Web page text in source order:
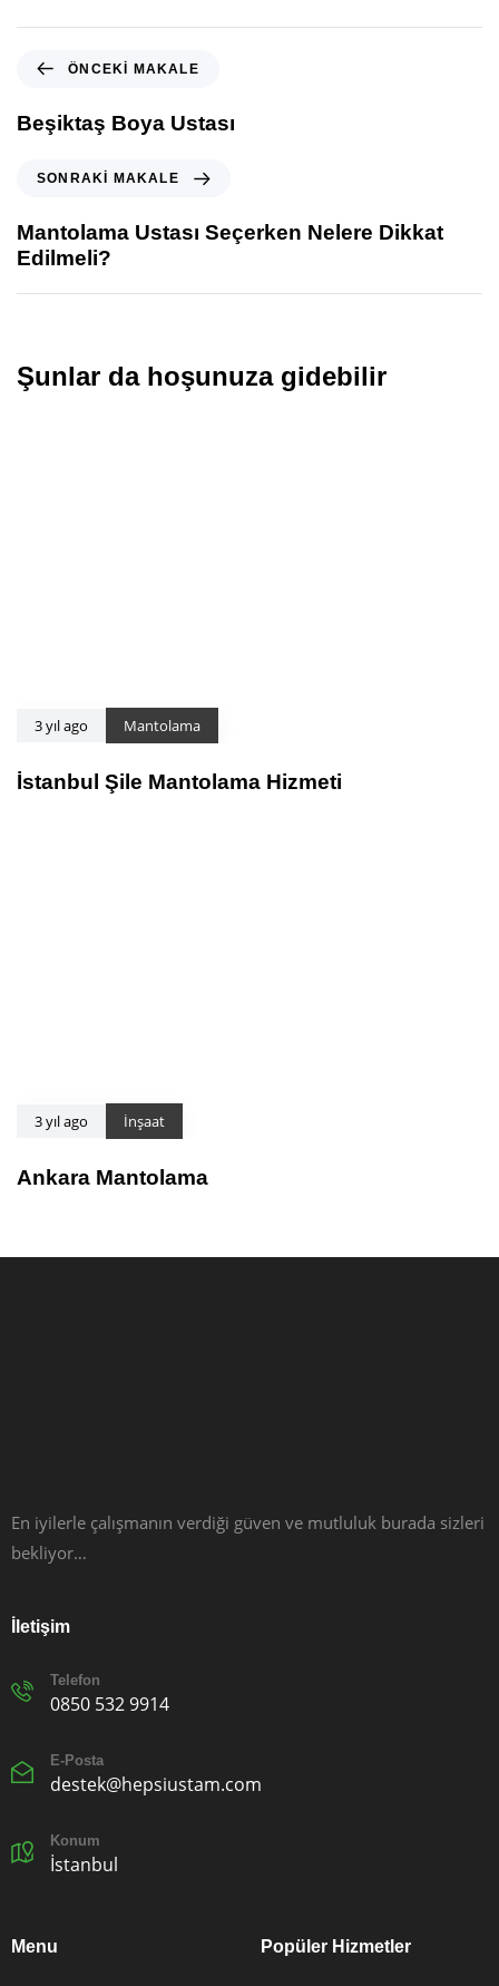
ÖNCEKI MAKALE
Beşiktaş Boya Ustası
SONRAKI MAKALE
Mantolama Ustası Seçerken Nelere Dikkat
Edilmeli?
Şunlar da hoşunuza gidebilir
3 yıl ago Mantolama
İstanbul Şile Mantolama Hizmeti
3 yıl ago İnşaat
Ankara Mantolama
En iyilerle çalışmanın verdiği güven ve mutluluk burada sizleri
bekliyor…
İletişim
Telefon
0850 532 9914
E-Posta
destek@hepsiustam.com
Konum
İstanbul
Menu Popüler Hizmetler